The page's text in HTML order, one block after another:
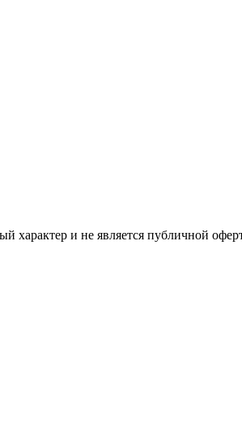
характер и не является публичной